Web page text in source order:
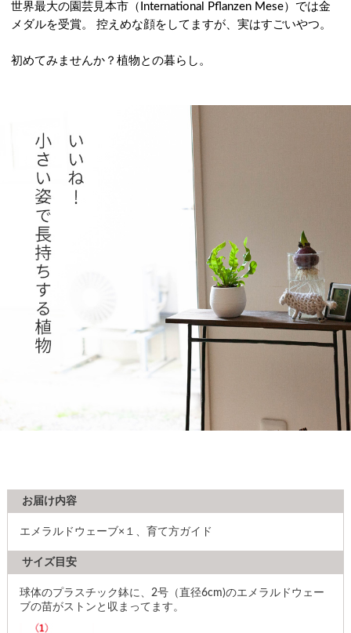
世界最大の園芸見本市（International Pflanzen Mese）では金
メダルを受賞。 控えめな顔をしてますが、実はすごいやつ。
初めてみませんか？植物との暮らし。
お届け内容
エメラルドウェーブ×１、育て方ガイド
サイズ目安
球体のプラスチック鉢に、2号（直径6cm)のエメラルドウェー
ブの苗がストンと収まってます。